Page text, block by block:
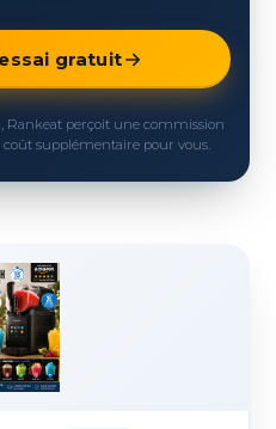
gratuit
Rankeat perçoit une commission
supplémentaire pour vous.